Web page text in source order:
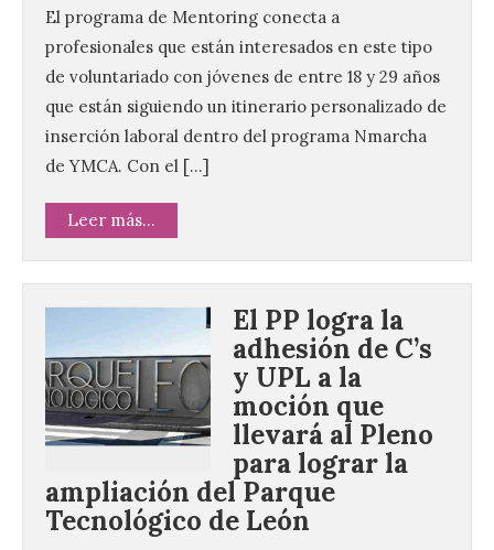
El programa de Mentoring conecta a
profesionales que están interesados en este tipo
de voluntariado con jóvenes de entre 18 y 29 años
que están siguiendo un itinerario personalizado de
inserción laboral dentro del programa Nmarcha
de YMCA. Con el […]
Leer más...
El PP logra la
adhesión de C’s
y UPL a la
moción que
llevará al Pleno
para lograr la
ampliación del Parque
Tecnológico de León